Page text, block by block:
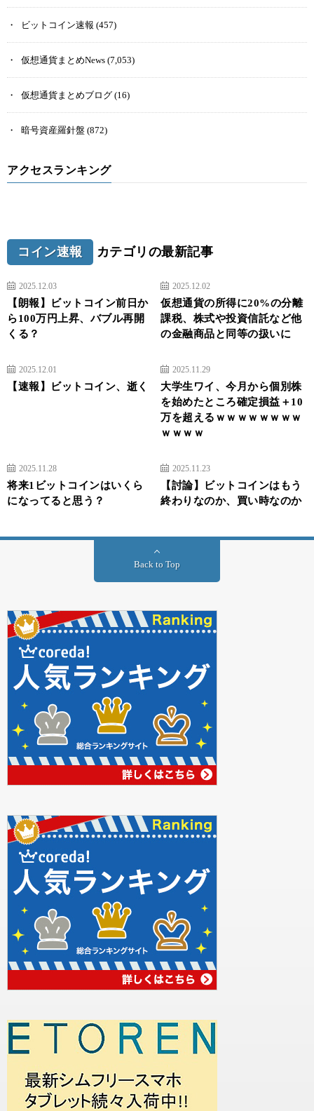
ビットコイン速報 (457)
仮想通貨まとめNews (7,053)
仮想通貨まとめブログ (16)
暗号資産羅針盤 (872)
アクセスランキング
コイン速報 カテゴリの最新記事
2025.12.03
【朗報】ビットコイン前日か
ら100万円上昇、バブル再開
くる？
2025.12.02
仮想通貨の所得に20%の分離
課税、株式や投資信託など他
の金融商品と同等の扱いに
2025.12.01
【速報】ビットコイン、逝く
2025.11.29
大学生ワイ、今月から個別株
を始めたところ確定損益＋10
万を超えるｗｗｗｗｗｗｗｗ
ｗｗｗｗ
2025.11.28
将来1ビットコインはいくら
になってると思う？
2025.11.23
【討論】ビットコインはもう
終わりなのか、買い時なのか
Back to Top